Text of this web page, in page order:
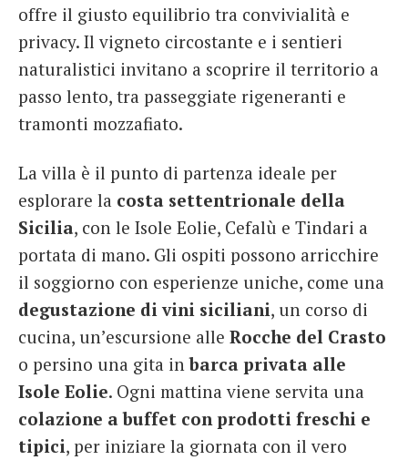
offre il giusto equilibrio tra convivialità e
privacy. Il vigneto circostante e i sentieri
naturalistici invitano a scoprire il territorio a
passo lento, tra passeggiate rigeneranti e
tramonti mozzafiato.
La villa è il punto di partenza ideale per
esplorare la costa settentrionale della
Sicilia, con le Isole Eolie, Cefalù e Tindari a
portata di mano. Gli ospiti possono arricchire
il soggiorno con esperienze uniche, come una
degustazione di vini siciliani, un corso di
cucina, un’escursione alle Rocche del Crasto
o persino una gita inbarca privata alle
Isole Eolie. Ogni mattina viene servita una
colazione a buffet con prodotti freschi e
tipici, per iniziare la giornata con il vero